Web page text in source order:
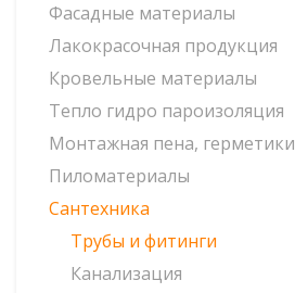
Фасадные материалы
Лакокрасочная продукция
Кровельные материалы
Тепло гидро пароизоляция
Монтажная пена, герметики
Пиломатериалы
Сантехника
Трубы и фитинги
Канализация